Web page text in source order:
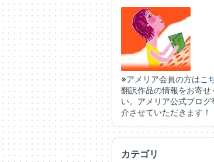
※アメリア会員の方はこ
翻訳作品の情報をお寄せ
い。アメリア公式ブログ
介させていただきます！
カテゴリ